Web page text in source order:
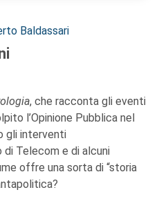
Baldassari
, che racconta gli eventi
l’Opinione Pubblica nel
gli interventi
di Telecom e di alcuni
offre una sorta di “storia